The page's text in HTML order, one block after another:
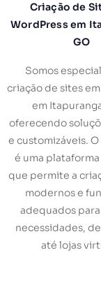
Criação de
WordPress em
GO
Somos
criação de sites
em
oferecendo
e customizáveis.
é uma
que permite a
modernos e
adequados
necessidades,
até lojas